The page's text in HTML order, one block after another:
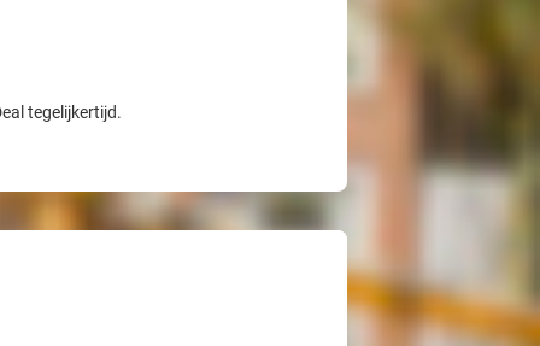
tegelijkertijd.